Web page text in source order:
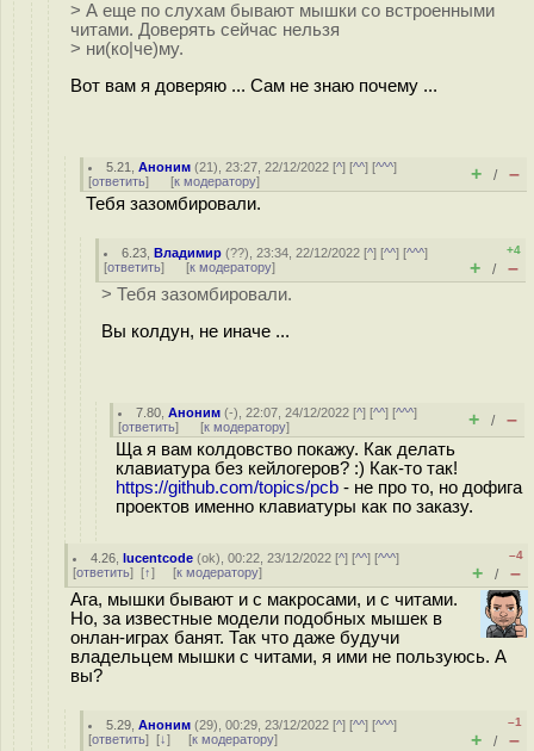
> А еще по слухам бывают мышки со встроенными
читами. Доверять сейчас нельзя
> ни(ко|че)му.
Вот вам я доверяю ... Сам не знаю почему ...
5.21 ,Аноним (21), 23:27, 22/12/2022 [^] [^^] [^^^]
[ответить] [к модератору] + / –
Тебя зазомбировали.
6.23 ,Владимир (??), 23:34, 22/12/2022 [^] [^^] [^^^]
[ответить] [к модератору]
+4
+ / –
> Тебя зазомбировали.
Вы колдун, не иначе ...
7.80 ,Аноним (-), 22:07, 24/12/2022 [^] [^^] [^^^]
[ответить] [к модератору] + / –
Ща я вам колдовство покажу. Как делать
клавиатура без кейлогеров? :) Как-то так!
https://github.com/topics/pcb - не про то, но дофига
проектов именно клавиатуры как по заказу.
4.26 ,lucentcode (ok), 00:22, 23/12/2022 [^] [^^] [^^^]
[ответить] [↑] [к модератору]
–4
+ / –
Ага, мышки бывают и с макросами, и с читами.
Но, за известные модели подобных мышек в
онлан-играх банят. Так что даже будучи
владельцем мышки с читами, я ими не пользуюсь. А
вы?
5.29 ,Аноним (29), 00:29, 23/12/2022 [^] [^^] [^^^]
[ответить] [↓] [к модератору]
–1
+ / –